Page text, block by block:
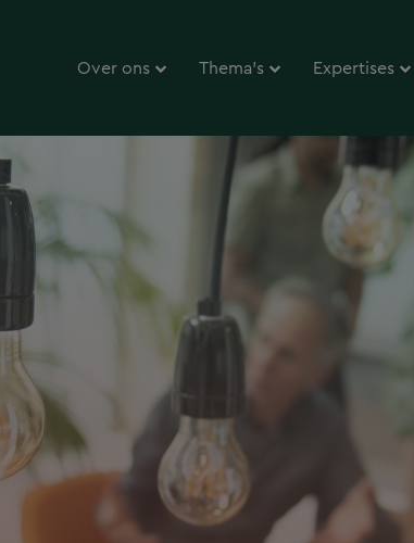
Over ons Thema’s Expertises